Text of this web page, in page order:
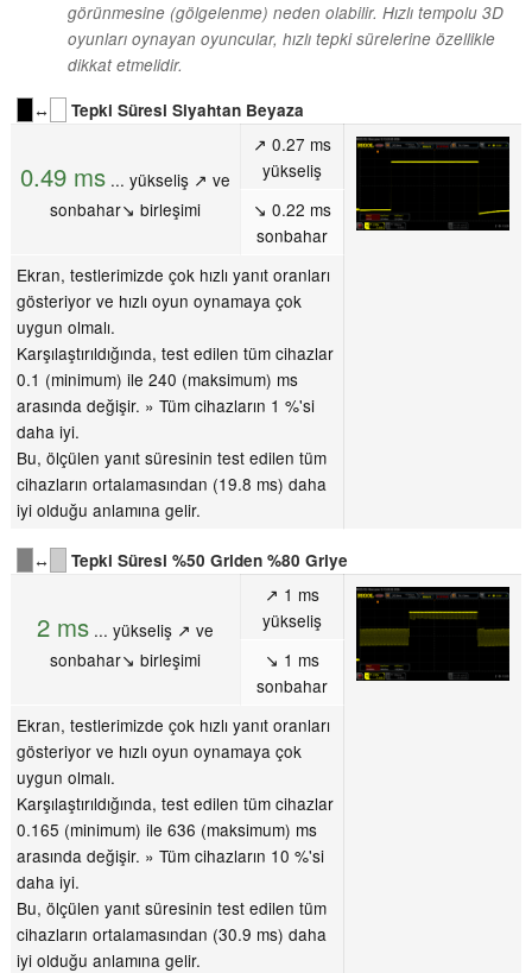
görünmesine (gölgelenme) neden olabilir. Hızlı tempolu 3D
oyunları oynayan oyuncular, hızlı tepki sürelerine özellikle
dikkat etmelidir.
↔
Tepki Süresi Siyahtan Beyaza
0.49 ms ... yükseliş ↗ ve
sonbahar↘ birleşimi
↗ 0.27 ms
yükseliş
↘ 0.22 ms
sonbahar
Ekran, testlerimizde çok hızlı yanıt oranları
gösteriyor ve hızlı oyun oynamaya çok
uygun olmalı.
Karşılaştırıldığında, test edilen tüm cihazlar
0.1 (minimum) ile 240 (maksimum) ms
arasında değişir. » Tüm cihazların 1 %'si
daha iyi.
Bu, ölçülen yanıt süresinin test edilen tüm
cihazların ortalamasından (19.8 ms) daha
iyi olduğu anlamına gelir.
↔ Tepki Süresi %50 Griden %80 Griye
2 ms ... yükseliş ↗ ve
sonbahar↘ birleşimi
↗ 1 ms
yükseliş
↘ 1 ms
sonbahar
Ekran, testlerimizde çok hızlı yanıt oranları
gösteriyor ve hızlı oyun oynamaya çok
uygun olmalı.
Karşılaştırıldığında, test edilen tüm cihazlar
0.165 (minimum) ile 636 (maksimum) ms
arasında değişir. » Tüm cihazların 10 %'si
daha iyi.
Bu, ölçülen yanıt süresinin test edilen tüm
cihazların ortalamasından (30.9 ms) daha
iyi olduğu anlamına gelir.